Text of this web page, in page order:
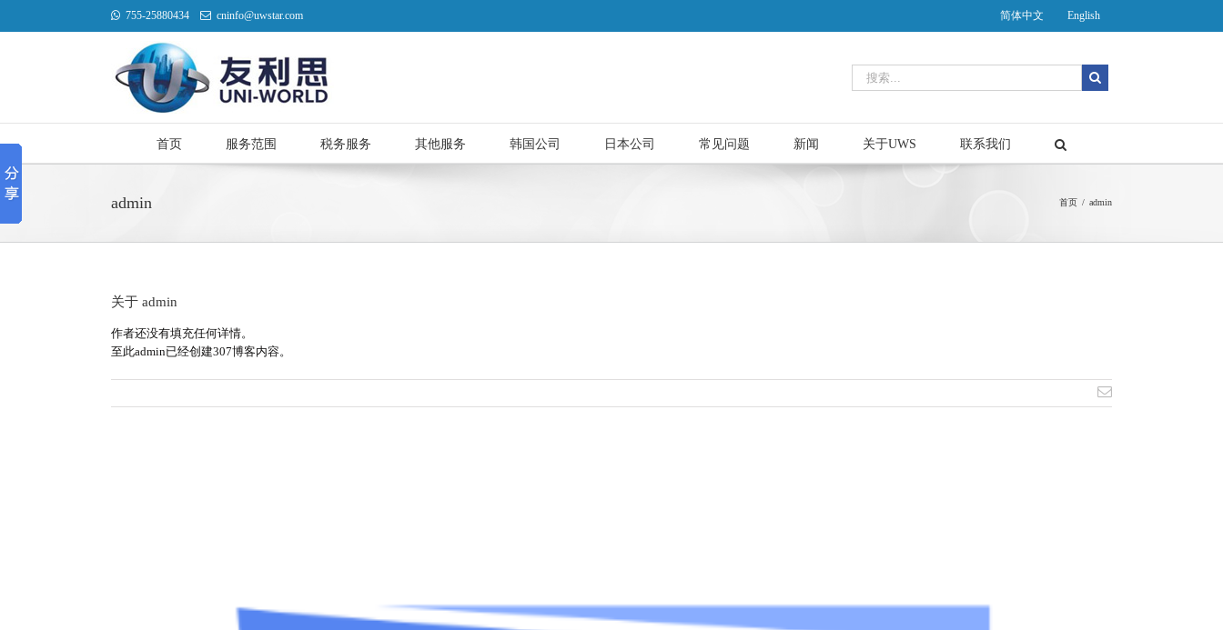
755-25880434 cninfo@uwstar.com 简体中文 English
首页 服务范围 税务服务 其他服务 韩国公司 日本公司 常见问题 新闻 关于UWS 联系我们
admin 首页 / admin
关于 admin
作者还没有填充任何详情。
至此admin已经创建307博客内容。